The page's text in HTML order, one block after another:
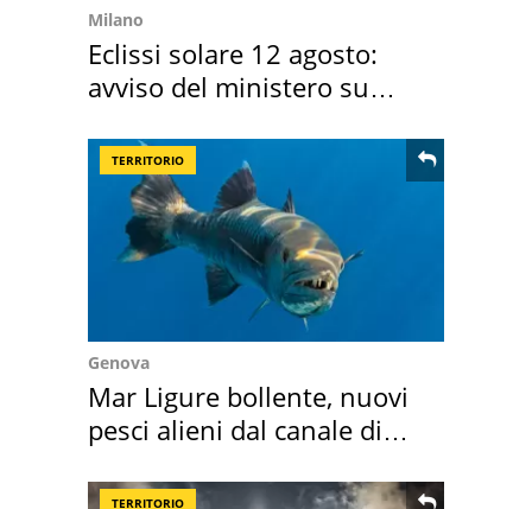
Milano
Eclissi solare 12 agosto:
avviso del ministero su
TERRITORIO
Genova
Mar Ligure bollente, nuovi
pesci alieni dal canale di
TERRITORIO